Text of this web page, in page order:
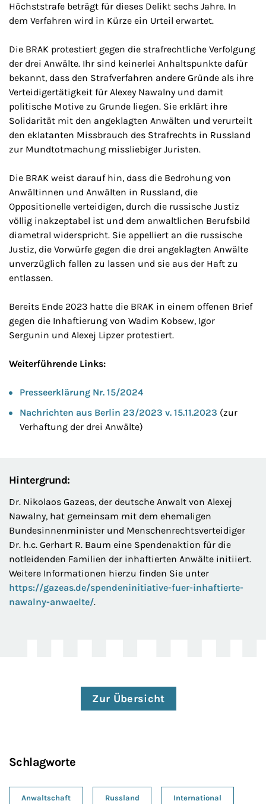
Höchststrafe beträgt für dieses Delikt sechs Jahre. In
dem Verfahren wird in Kürze ein Urteil erwartet.
Die BRAK protestiert gegen die strafrechtliche Verfolgung
der drei Anwälte. Ihr sind keinerlei Anhaltspunkte dafür
bekannt, dass den Strafverfahren andere Gründe als ihre
Verteidigertätigkeit für Alexey Nawalny und damit
politische Motive zu Grunde liegen. Sie erklärt ihre
Solidarität mit den angeklagten Anwälten und verurteilt
den eklatanten Missbrauch des Strafrechts in Russland
zur Mundtotmachung missliebiger Juristen.
Die BRAK weist darauf hin, dass die Bedrohung von
Anwältinnen und Anwälten in Russland, die
Oppositionelle verteidigen, durch die russische Justiz
völlig inakzeptabel ist und dem anwaltlichen Berufsbild
diametral widerspricht. Sie appelliert an die russische
Justiz, die Vorwürfe gegen die drei angeklagten Anwälte
unverzüglich fallen zu lassen und sie aus der Haft zu
entlassen.
Bereits Ende 2023 hatte die BRAK in einem offenen Brief
gegen die Inhaftierung von Wadim Kobsew, Igor
Sergunin und Alexej Lipzer protestiert.
Weiterführende Links:
Presseerklärung Nr. 15/2024
Nachrichten aus Berlin 23/2023 v. 15.11.2023 (zur
Verhaftung der drei Anwälte)
Hintergrund:
Dr. Nikolaos Gazeas, der deutsche Anwalt von Alexej
Nawalny, hat gemeinsam mit dem ehemaligen
Bundesinnenminister und Menschenrechtsverteidiger
Dr. h.c. Gerhart R. Baum eine Spendenaktion für die
notleidenden Familien der inhaftierten Anwälte initiiert.
Weitere Informationen hierzu finden Sie unter
https://gazeas.de/spendeninitiative-fuer-inhaftierte-
nawalny-anwaelte/.
Zur Übersicht
Schlagworte
Anwaltschaft Russland International